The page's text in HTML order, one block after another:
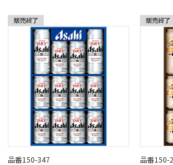
品番150-347
品番150-